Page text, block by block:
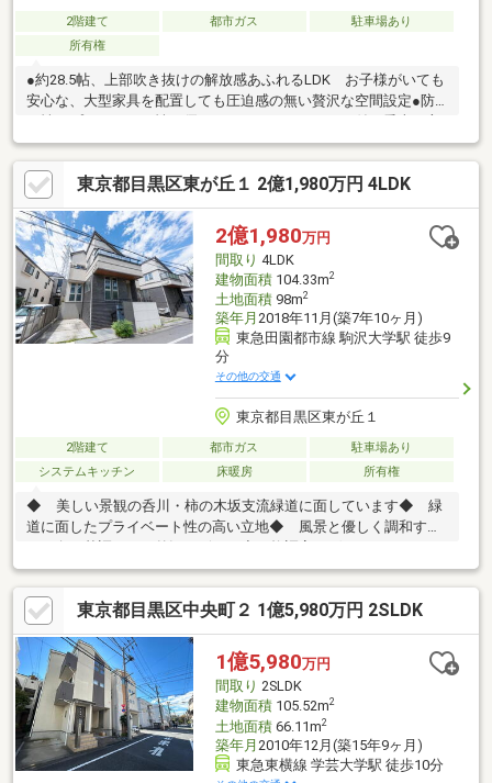
2階建て 都市ガス
駐車場あり
所有権
●約28.5帖、上部吹き抜けの解放感あふれるLDK お子様がいても
安心な、大型家具を配置しても圧迫感の無い贅沢な空間設定●防
る電動シャッター付き、雨の日も濡れずに乗り降り可能●プライ
バシー性に優れた開放的なバルコニー 周囲の視線を遮る高さの
ある壁、 プライベート間のあるバルコニー空間 水栓付きのた
めお子様やペットの水遊び可能●リビングを見渡せる幅2.7mの対
面式キッチン
東京都目黒区東が丘１ 2億1,980万円 4LDK
2億1,980万円
間取り 4LDK
建物面積104.33m2
土地面積98m2
築年月 2018年11月(築7年10ヶ月)
東急田園都市線 駒沢大学駅 徒歩9
分
その他の交通
東京都目黒区東が丘１
2階建て 都市ガス
駐車場あり
システムキッチン
床暖房 所有権
◆ 美しい景観の呑川・柿の木坂支流緑道に面しています◆ 緑
道に面したプライベート性の高い立地◆ 風景と優しく調和す
門扉が邸宅感を演出◆ リビングの高天井やテラス、ロフトで開
放感溢れる空間設計◆ 2018年11月築□ 建物面積104.33m2／
4LDKのゆとりの空間□ LD床暖房で冬もあたたか□ 1620サイズ
のゆったりバス□ システムカウンターキッチン□ 2026年5月新
規内装リフォーム完成済お問い合わせお待ちしております♪
東京都目黒区中央町２ 1億5,980万円 2SLDK
1億5,980万円
間取り 2SLDK
建物面積105.52m2
土地面積66.11m2
築年月 2010年12月(築15年9ヶ月)
東急東横線 学芸大学駅 徒歩10分